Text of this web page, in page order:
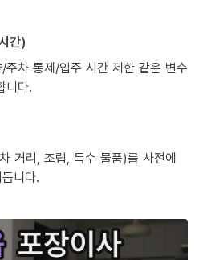
간)
주차 통제/입주 시간 제한 같은 변수
니다.
거리, 조립, 특수 물품)를 사전에
니다.